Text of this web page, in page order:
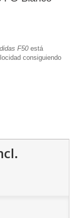
F50 está
consiguiendo